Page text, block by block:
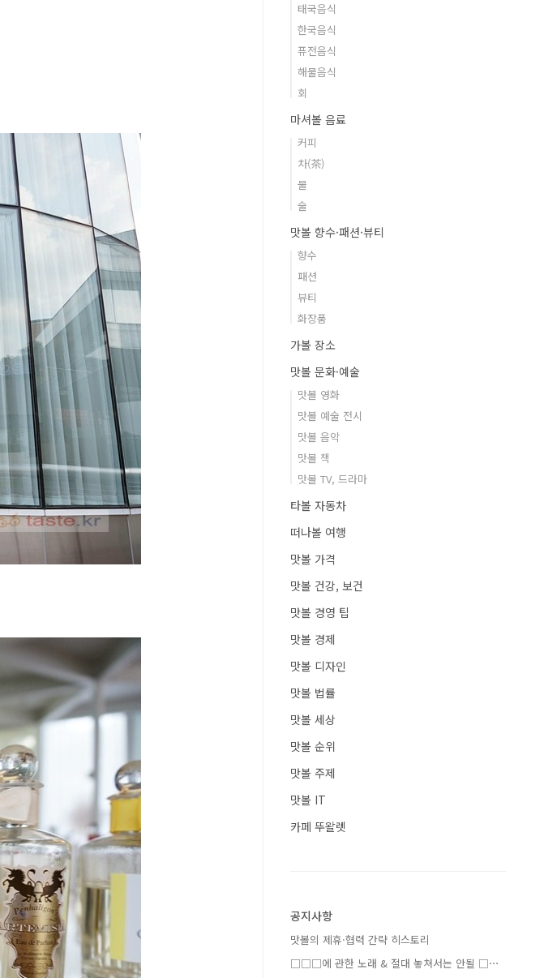
태국음식
한국음식
퓨전음식
해물음식
회
마셔볼 음료
커피
차(茶)
물
술
맛볼 향수·패션·뷰티
향수
패션
뷰티
화장품
가볼 장소
맛볼 문화·예술
맛볼 영화
맛볼 예술 전시
맛볼 음악
맛볼 책
맛볼 TV, 드라마
타볼 자동차
떠나볼 여행
맛볼 가격
맛볼 건강, 보건
맛볼 경영 팁
맛볼 경제
맛볼 디자인
맛볼 법률
맛볼 세상
맛볼 순위
맛볼 주제
맛볼 IT
카페 뚜왈렛
공지사항
맛볼의 제휴·협력 간략 히스토리
□□□에 관한 노래 & 절대 놓쳐서는 안될 □⋯